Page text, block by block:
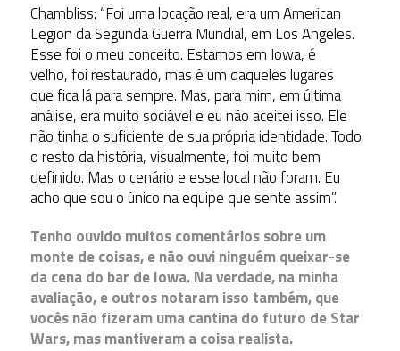
Chambliss: “Foi uma locação real, era um American
Legion da Segunda Guerra Mundial, em Los Angeles.
Esse foi o meu conceito. Estamos em Iowa, é
velho, foi restaurado, mas é um daqueles lugares
que fica lá para sempre. Mas, para mim, em última
análise, era muito sociável e eu não aceitei isso. Ele
não tinha o suficiente de sua própria identidade. Todo
o resto da história, visualmente, foi muito bem
definido. Mas o cenário e esse local não foram. Eu
acho que sou o único na equipe que sente assim”.
Tenho ouvido muitos comentários sobre um
monte de coisas, e não ouvi ninguém queixar-se
da cena do bar de Iowa. Na verdade, na minha
avaliação, e outros notaram isso também, que
vocês não fizeram uma cantina do futuro de Star
Wars, mas mantiveram a coisa realista.